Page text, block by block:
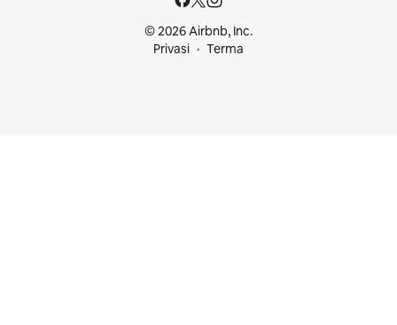
© 2026 Airbnb, Inc.
Privasi
Terma